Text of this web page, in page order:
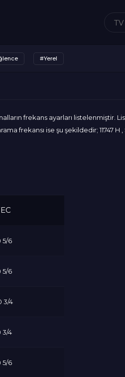
#Yerel
frekans ayarları listelenmiştir.
ise şu şekildedir; 11747 H ,
5/6
5/6
3/4
3/4
5/6